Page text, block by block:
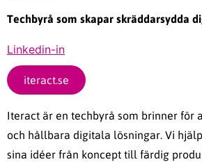
Techbyrå som skapar skräddarsydda
Linkedin-in
iteract.se
Iteract är en techbyrå som brinner för
och hållbara digitala lösningar. Vi
sina idéer från koncept till färdig